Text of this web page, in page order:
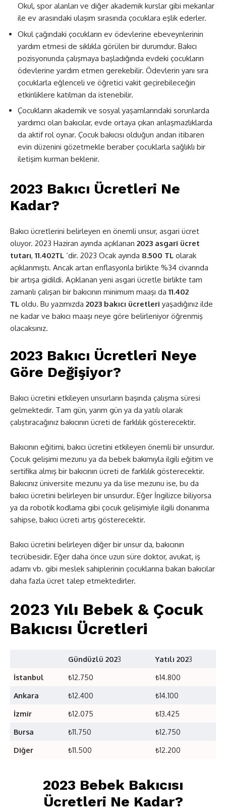
Okul, spor alanları ve diğer akademik kurslar gibi mekanlar
ile ev arasındaki ulaşım sırasında çocuklara eşlik ederler.
Okul çağındaki çocukların ev ödevlerine ebeveynlerinin
yardım etmesi de sıklıkla görülen bir durumdur. Bakıcı
pozisyonunda çalışmaya başladığında evdeki çocukların
ödevlerine yardım etmen gerekebilir. Ödevlerin yanı sıra
çocuklarla eğlenceli ve öğretici vakit geçirebileceğin
etkinliklere katılman da istenebilir.
Çocukların akademik ve sosyal yaşamlarındaki sorunlarda
yardımcı olan bakıcılar, evde ortaya çıkan anlaşmazlıklarda
da aktif rol oynar. Çocuk bakıcısı olduğun andan itibaren
evin düzenini gözetmekle beraber çocuklarla sağlıklı bir
iletişim kurman beklenir.
2023 Bakıcı Ücretleri Ne
Kadar?
Bakıcı ücretlerini belirleyen en önemli unsur, asgari ücret
oluyor. 2023 Haziran ayında açıklanan 2023 asgari ücret
tutarı, 11.402TL ‘dir. 2023 Ocak ayında 8.500 TL olarak
açıklanmıştı. Ancak artan enflasyonla birlikte %34 civarında
bir artışa gidildi. Açıklanan yeni asgari ücretle birlikte tam
zamanlı çalışan bir bakıcının minimum maaşı da 11.402
TL oldu. Bu yazımızda 2023 bakıcı ücretleri yaşadığınız ilde
ne kadar ve bakıcı maaşı neye göre belirleniyor öğrenmiş
olacaksınız.
2023 Bakıcı Ücretleri Neye
Göre Değişiyor?
Bakıcı ücretini etkileyen unsurların başında çalışma süresi
gelmektedir. Tam gün, yarım gün ya da yatılı olarak
çalıştıracağınız bakıcının ücreti de farklılık gösterecektir.
Bakıcının eğitimi, bakıcı ücretini etkileyen önemli bir unsurdur.
Çocuk gelişimi mezunu ya da bebek bakımıyla ilgili eğitim ve
sertifika almış bir bakıcının ücreti de farklılık gösterecektir.
Bakıcınız üniversite mezunu ya da lise mezunu ise, bu da
bakıcı ücretini belirleyen bir unsurdur. Eğer İngilizce biliyorsa
ya da robotik kodlama gibi çocuk gelişimiyle ilgili donanıma
sahipse, bakıcı ücreti artış gösterecektir.
Bakıcı ücretini belirleyen diğer bir unsur da, bakıcının
tecrübesidir. Eğer daha önce uzun süre doktor, avukat, iş
adamı vb. gibi meslek sahiplerinin çocuklarına bakan bakıcılar
daha fazla ücret talep etmektedirler.
2023 Yılı Bebek & Çocuk
Bakıcısı Ücretleri
Gündüzlü 2023 Yatılı 2023
İstanbul
₺12.750
₺14.800
Ankara
₺12.400
₺14.100
İzmir
₺12.075
₺13.425
Bursa
₺11.750
₺12.750
Diğer
₺11.500 ₺12.200
2023 Bebek Bakıcısı
Ücretleri Ne Kadar?